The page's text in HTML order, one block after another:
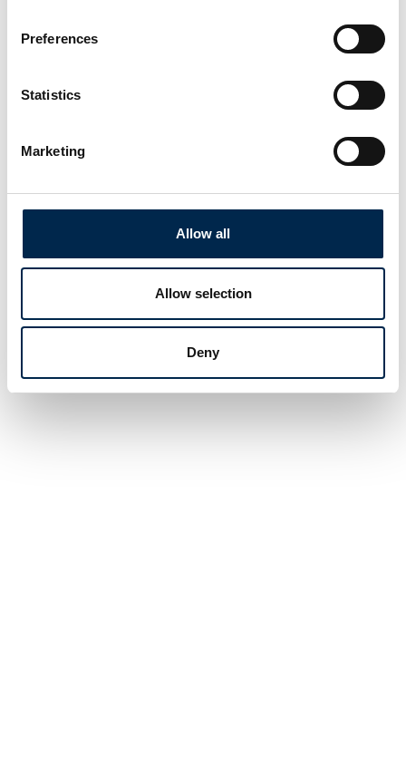
Preferences
Statistics
Marketing
Allow all
Allow selection
Deny